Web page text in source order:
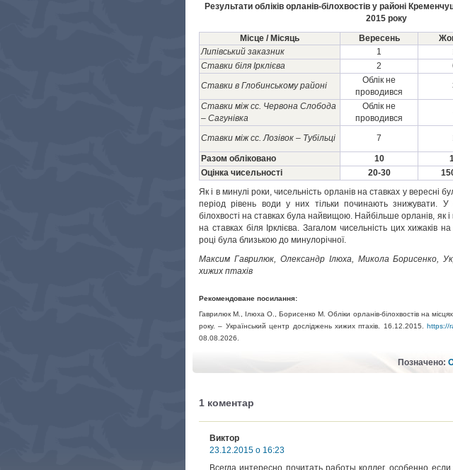
Результати обліків орланів-білохвостів у районі
2015 року
Місце / Місяць
Вересень
Липівський заказник
1
Ставки біля Ірклієва
2
Ставки в Глобинському районі
Облік не
проводився
Ставки між сс. Червона Слобода
– Сагунівка
Облік не
проводився
Ставки між сс. Лозівок – Тубільці 7
Разом обліковано
10
Оцінка чисельності
20-30
Як і в минулі роки, чисельність орланів на ставках у вересні
період рівень води у них тільки починають знижувати. У
білохвості на ставках була найвищою. Найбільше орланів, як і
на ставках біля Ірклієва. Загалом чисельність цих хижаків
році була близькою до минулорічної.
Максим Гаврилюк, Олександр Ілюха, Микола Борисенко,
хижих птахів
Рекомендоване посилання:
Гаврилюк М., Ілюха О., Борисенко М. Обліки орланів-білохвостів на місцях
року. – Український центр досліджень хижих птахів. 16.12.2015.https://
08.08.2026
Позначено:
1 коментар
Виктор
23.12.2015 о 16:23
Всегда интересно почитать работы коллег, особенно